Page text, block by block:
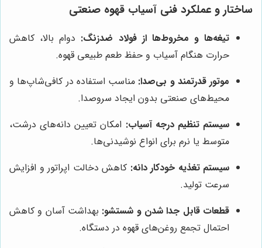
ساختار و عملکرد فنی آسیاب قهوه صنعتی
تیغه‌ها و مخروط‌ها از فولاد ضدزنگ: دوام بالا، کاهش
حرارت هنگام آسیاب و حفظ طعم طبیعی قهوه.
موتور قدرتمند و بی‌صدا: مناسب استفاده در کافی‌شاپ‌ها و
محیط‌های صنعتی بدون ایجاد سروصدا.
سیستم تنظیم درجه آسیاب: امکان تعیین دانه‌های درشت،
متوسط یا نرم برای انواع نوشیدنی‌ها.
سیستم تغذیه خودکار دانه: کاهش دخالت اپراتور و افزایش
سرعت تولید.
قطعات قابل جدا شدن و شستشو: بهداشت آسان و کاهش
احتمال تجمع روغن‌های قهوه در دستگاه.